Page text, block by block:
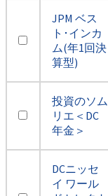
JPM ベス
ト･インカ
ム(年1回決
算型)
投資のソム
リエ＜DC
年金＞
DCニッセ
イ ワール